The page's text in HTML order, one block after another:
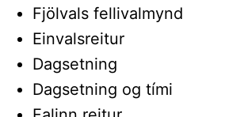
Fjölvals fellivalmynd
Einvalsreitur
Dagsetning
Dagsetning og tími